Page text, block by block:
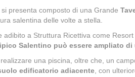
si presenta composto di una Grande
salentina delle volte a stella.
a Struttura Ricettiva come
Salentino può essere ampliato
una piscina, oltre che, un
edificatorio adiacente, con